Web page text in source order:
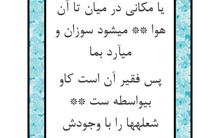
یا مکانی در میان تا آن
هوا ** می‏شود سوزان و
می‏آرد بما
پس فقیر آن است کاو
بی‏واسطه ست **
شعله‏ها را با وجودش